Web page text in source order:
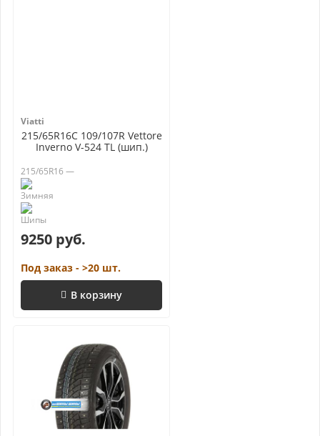
Viatti
215/65R16C 109/107R Vettore
Inverno V-524 TL (шип.)
215/65R16 —
9250 руб.
Под заказ - >20 шт.
В корзину